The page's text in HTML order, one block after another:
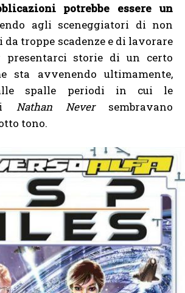
potrebbe essere un
agli sceneggiatori di non
troppe scadenze e di lavorare
presentarci storie di un certo
sta avvenendo ultimamente,
spalle periodi in cui le
Nathan Neversembravano
tono.